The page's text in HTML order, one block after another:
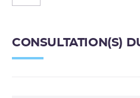
CONSULTATION(S)